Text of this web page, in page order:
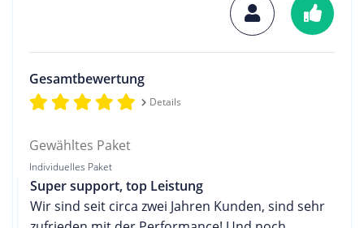
Gesamtbewertung
Details
Gewähltes Paket
Individuelles Paket
Super support, top Leistung
Wir sind seit circa zwei Jahren Kunden, sind sehr